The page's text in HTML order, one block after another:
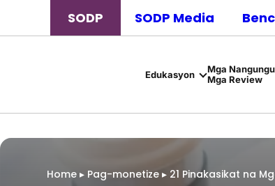
SODP SODP Media
Edukasyon
Mga
Mga Review
Home ▸ Pag-monetize ▸ 21 Pinakasikat na